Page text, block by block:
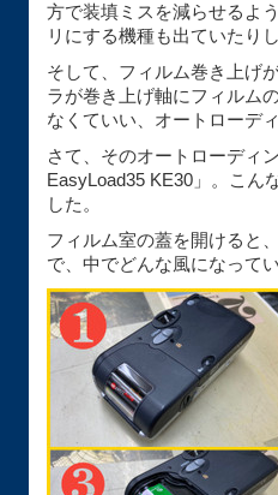
方で装填ミスを減らせるよ
リにする機種も出ていたり
そして、フィルム巻き上げ
ラが巻き上げ軸にフィルム
なくていい、オートローデ
さて、そのオートローディ
EasyLoad35 KE30」。こん
した。
フィルム室の蓋を開けると
で、中でどんな風になって